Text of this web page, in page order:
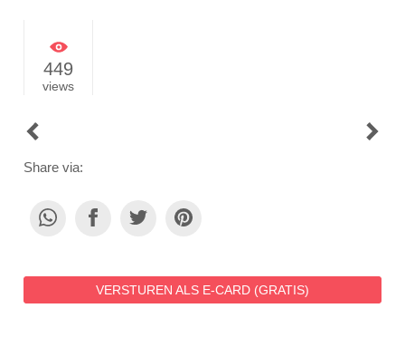
449
views
POST
Share via:
VERSTUREN ALS E-CARD (GRATIS)